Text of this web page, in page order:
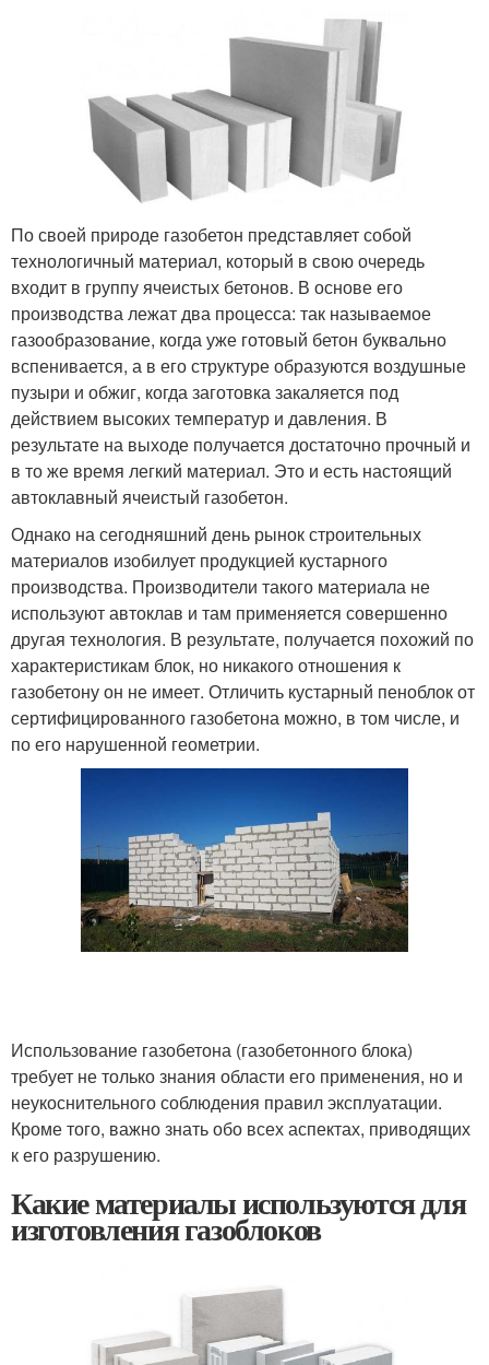
По своей природе газобетон представляет собой
технологичный материал, который в свою очередь
входит в группу ячеистых бетонов. В основе его
производства лежат два процесса: так называемое
газообразование, когда уже готовый бетон буквально
вспенивается, а в его структуре образуются воздушные
пузыри и обжиг, когда заготовка закаляется под
действием высоких температур и давления. В
результате на выходе получается достаточно прочный и
в то же время легкий материал. Это и есть настоящий
автоклавный ячеистый газобетон.
Однако на сегодняшний день рынок строительных
материалов изобилует продукцией кустарного
производства. Производители такого материала не
используют автоклав и там применяется совершенно
другая технология. В результате, получается похожий по
характеристикам блок, но никакого отношения к
газобетону он не имеет. Отличить кустарный пеноблок от
сертифицированного газобетона можно, в том числе, и
по его нарушенной геометрии.
Использование газобетона (газобетонного блока)
требует не только знания области его применения, но и
неукоснительного соблюдения правил эксплуатации.
Кроме того, важно знать обо всех аспектах, приводящих
к его разрушению.
Какие материалы используются для
изготовления газоблоков